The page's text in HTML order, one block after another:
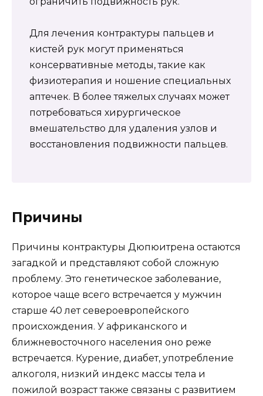
Для лечения контрактуры пальцев и
кистей рук могут применяться
консервативные методы, такие как
физиотерапия и ношение специальных
аптечек. В более тяжелых случаях может
потребоваться хирургическое
вмешательство для удаления узлов и
восстановления подвижности пальцев.
Причины
Причины контрактуры Дюпюитрена остаются
загадкой и представляют собой сложную
проблему. Это генетическое заболевание,
которое чаще всего встречается у мужчин
старше 40 лет североевропейского
происхождения. У африканского и
ближневосточного населения оно реже
встречается. Курение, диабет, употребление
алкоголя, низкий индекс массы тела и
пожилой возраст также связаны с развитием